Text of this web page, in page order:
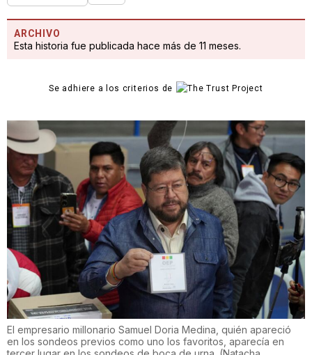
ARCHIVO
Esta historia fue publicada hace más de 11 meses.
Se adhiere a los criterios de
El empresario millonario Samuel Doria Medina, quién apareció
en los sondeos previos como uno los favoritos, aparecía en